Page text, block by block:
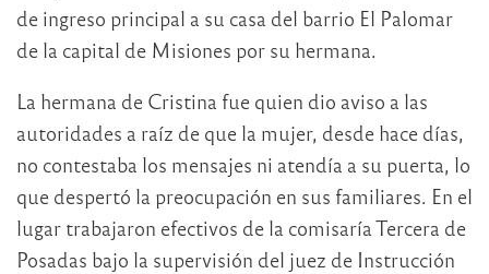
de ingreso principal a su casa del barrio El Palomar
de la capital de Misiones por su hermana.
La hermana de Cristina fue quien dio aviso a las
autoridades a raíz de que la mujer, desde hace días,
no contestaba los mensajes ni atendía a su puerta, lo
que despertó la preocupación en sus familiares. En el
lugar trabajaron efectivos de la comisaría Tercera de
Posadas bajo la supervisión del juez de Instrucción